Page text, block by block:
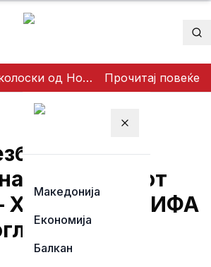
Николоски од Ново Село: Продолжуваме со проекти што носат развој и подобар живот за граѓаните Прочитај повеќе
Затвори мени
Македонија
Економија
Балкан
натпреварот
Хрватска ? ФИФА